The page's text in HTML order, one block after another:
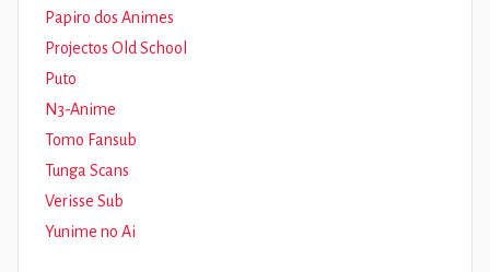
Papiro dos Animes
Projectos Old School
Puto
N3-Anime
Tomo Fansub
Tunga Scans
Verisse Sub
Yunime no Ai